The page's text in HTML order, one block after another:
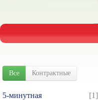
Все Контрактные
5-минутная
[1]